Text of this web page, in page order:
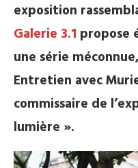
exposition
Galerie 3.1 propose
une série
Entretien avec
commissaire de
lumière ».